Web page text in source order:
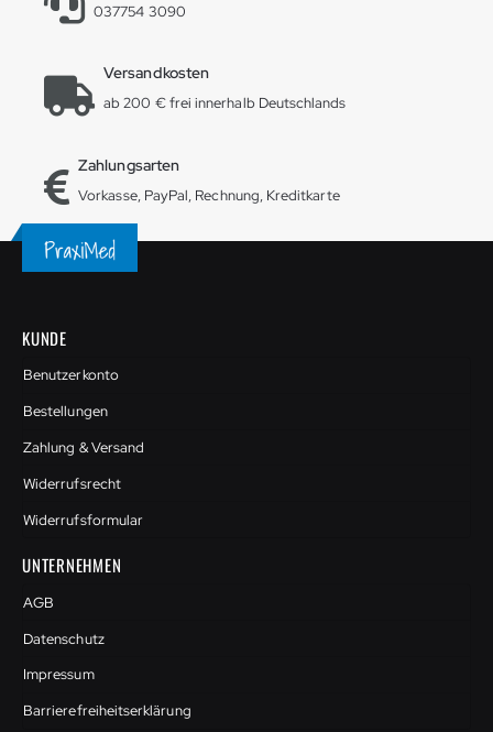
037754 3090
Versandkosten
ab 200 € frei innerhalb Deutschlands
Zahlungsarten
Vorkasse, PayPal, Rechnung, Kreditkarte
KUNDE
Benutzerkonto
Bestellungen
Zahlung & Versand
Widerrufsrecht
Widerrufsformular
UNTERNEHMEN
AGB
Datenschutz
Impressum
Barrierefreiheitserklärung